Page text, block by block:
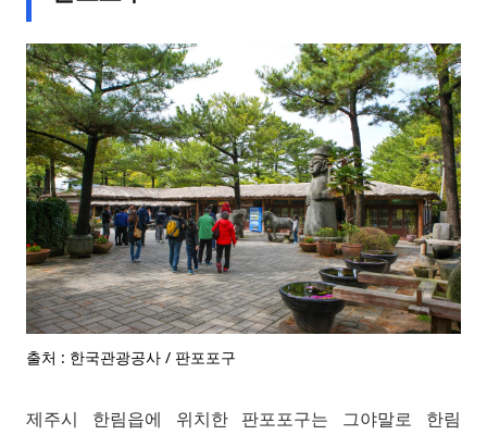
출처 : 한국관광공사 / 판포포구
제주시 한림읍에 위치한 판포포구는 그야말로 한림